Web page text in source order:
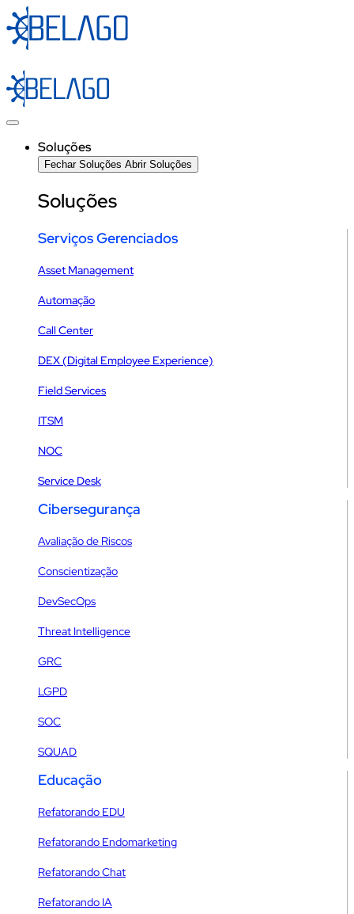
Ir
para
Soluções
Fechar Soluções Abrir Soluções
Soluções
Serviços Gerenciados
Asset Management
Automação
Call Center
DEX (Digital Employee Experience)
Field Services
ITSM
NOC
Service Desk
Cibersegurança
Avaliação de Riscos
Conscientização
DevSecOps
Threat Intelligence
GRC
LGPD
SOC
SQUAD
Educação
Refatorando EDU
Refatorando Endomarketing
Refatorando Chat
Refatorando IA